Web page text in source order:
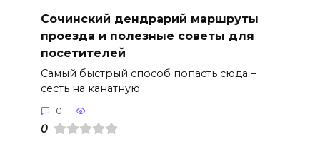
Сочинский дендрарий маршруты
проезда и полезные советы для
посетителей
Самый быстрый способ попасть сюда –
сесть на канатную
0 1
0